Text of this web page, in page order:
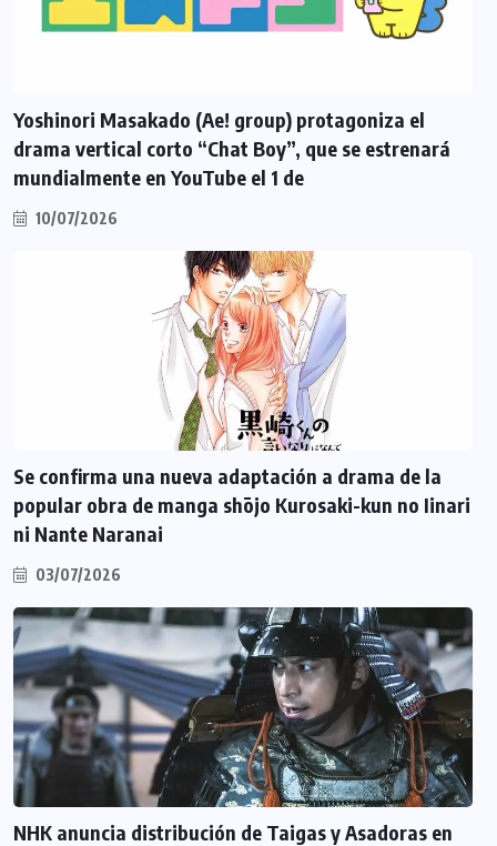
Yoshinori Masakado (Ae! group) protagoniza el
drama vertical corto “Chat Boy”, que se estrenará
mundialmente en YouTube el 1 de
10/07/2026
Se confirma una nueva adaptación a drama de la
popular obra de manga shōjo Kurosaki-kun no Iinari
ni Nante Naranai
03/07/2026
NHK anuncia distribución de Taigas y Asadoras en